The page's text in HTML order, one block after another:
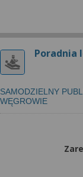
Poradnia
SAMODZIELNY
WĘGROWIE